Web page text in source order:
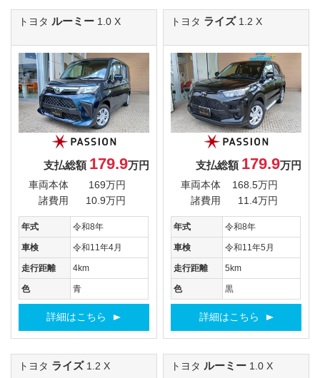
トヨタ ルーミー 1.0 X
支払総額 179.9万円
車両本体
169万円
諸費用
10.9万円
年式 令和8年
車検 令和11年4月
走行距離 4km
色 青
詳細はこちら
トヨタ ライズ 1.2 X
支払総額 179.9万円
車両本体
168.5万円
諸費用
11.4万円
年式 令和8年
車検 令和11年5月
走行距離 5km
色 黒
詳細はこちら
トヨタ ライズ 1.2 X トヨタ ルーミー 1.0 X